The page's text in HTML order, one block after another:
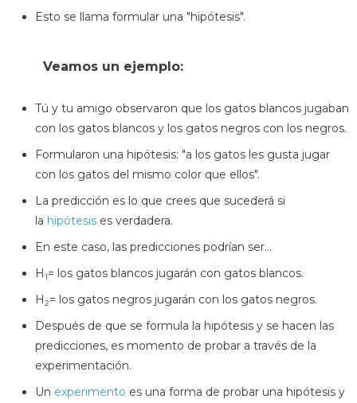
Esto se llama formular una "hipótesis".
Veamos un ejemplo:
Tú y tu amigo observaron que los gatos blancos jugaban
con los gatos blancos y los gatos negros con los negros.
Formularon una hipótesis: "a los gatos les gusta jugar
con los gatos del mismo color que ellos".
La predicción es lo que crees que sucederá si
la hipótesis es verdadera.
En este caso, las predicciones podrían ser...
H1= los gatos blancos jugarán con gatos blancos.
H2= los gatos negros jugarán con los gatos negros.
Después de que se formula la hipótesis y se hacen las
predicciones, es momento de probar a través de la
experimentación.
Un experimento es una forma de probar una hipótesis y